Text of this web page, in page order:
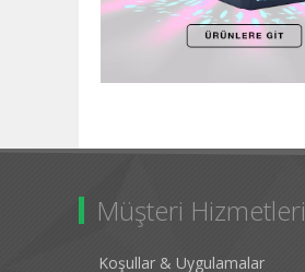
Müşteri Hizmetleri
Koşullar & Uygulamalar